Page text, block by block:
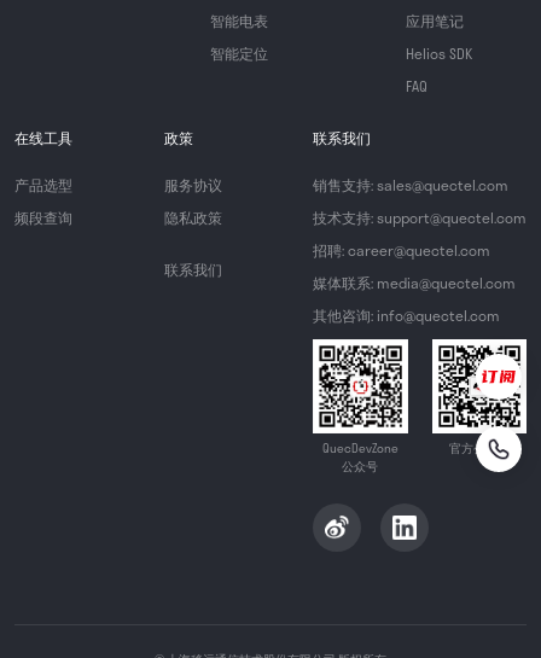
智能电表
智能定位
应用笔记
Helios SDK
FAQ
在线工具
产品选型
频段查询
政策
服务协议
隐私政策
联系我们
联系我们
销售支持: sales@quectel.com
技术支持: support@quectel.com
招聘: career@quectel.com
媒体联系: media@quectel.com
其他咨询: info@quectel.com
QuecDevZone
公众号
官方公众号